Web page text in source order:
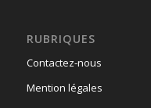
RUBRIQUES
Contactez-nous
Mention légales